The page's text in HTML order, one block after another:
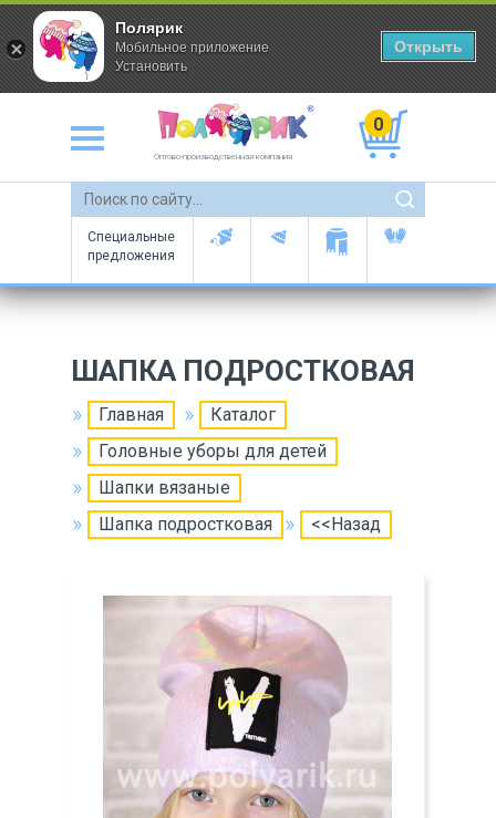
Оптово-производственная компания
0
Специальные
предложения
ШАПКА ПОДРОСТКОВАЯ
Главная
Каталог
Головные уборы для детей
Шапки вязаные
Шапка подростковая
<<Назад
Полярик
Мобильное приложение
Установить
Открыть